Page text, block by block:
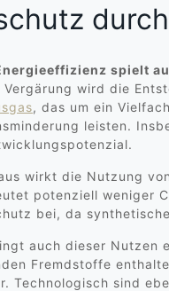
spielt
wird die
, das um ein
leisten.
wirkt die Nutzung
potenziell weniger
bei, da
auch dieser Nutzen
Fremdstoffe
Technologisch sind